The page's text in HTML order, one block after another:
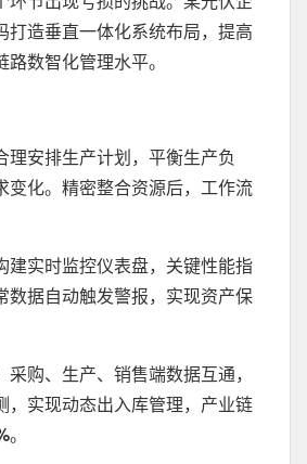
打造垂直一体化系统布局，提高
数智化管理水平。
理安排生产计划，平衡生产负
变化。精密整合资源后，工作流
建实时监控仪表盘，关键性能指
数据自动触发警报，实现资产保
采购、生产、销售端数据互通，
，实现动态出入库管理，产业链
。